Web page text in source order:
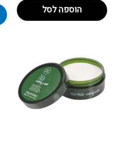
הוספה לסל